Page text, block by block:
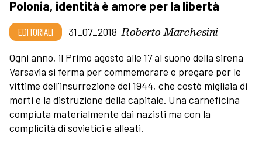
Polonia, identità è amore per la libertà
EDITORIALI 31_07_2018 Roberto Marchesini
Ogni anno, il Primo agosto alle 17 al suono della sirena
Varsavia si ferma per commemorare e pregare per le
vittime dell'insurrezione del 1944, che costò migliaia di
morti e la distruzione della capitale. Una carneficina
compiuta materialmente dai nazisti ma con la
complicità di sovietici e alleati.